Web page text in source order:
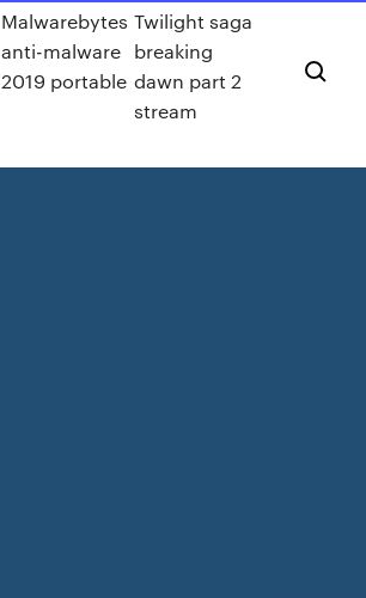
Malwarebytes
anti-malware
2019 portable
Twilight saga
breaking
dawn part 2
stream